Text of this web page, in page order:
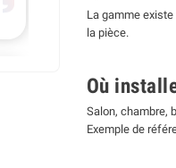
La gamme existe
la pièce.
Où
Salon, chambre,
Exemple de